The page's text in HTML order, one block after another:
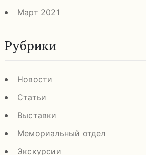
Март 2021
Рубрики
Новости
Статьи
Выставки
Мемориальный отдел
Экскурсии